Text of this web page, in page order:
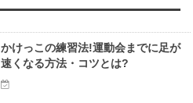
かけっこの練習法!運動会までに足が
速くなる方法・コツとは?